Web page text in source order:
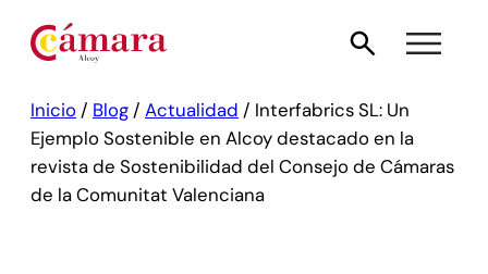
Inicio / Blog / Actualidad / Interfabrics SL: Un
Ejemplo Sostenible en Alcoy destacado en la
revista de Sostenibilidad del Consejo de Cámaras
de la Comunitat Valenciana